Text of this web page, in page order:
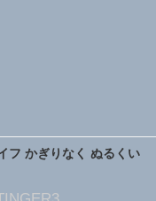
フ かぎりなく ぬるくい